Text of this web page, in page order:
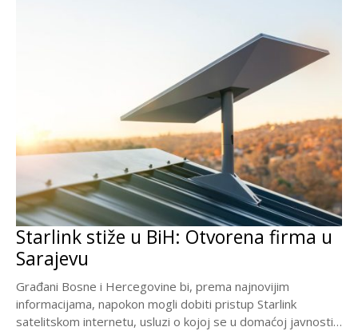
Starlink stiže u BiH: Otvorena firma u
Sarajevu
Građani Bosne i Hercegovine bi, prema najnovijim
informacijama, napokon mogli dobiti pristup Starlink
satelitskom internetu, usluzi o kojoj se u domaćoj javnosti